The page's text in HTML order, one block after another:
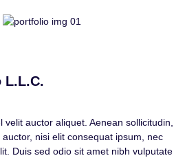
L.L.C.
velit auctor aliquet. Aenean sollicitudin,
nisi elit consequat ipsum, nec
Duis sed odio sit amet nibh vulputate